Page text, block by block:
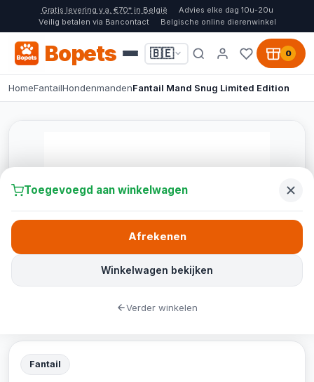
Gratis levering v.a. €70* in België
Advies elke dag 10u-20u
Veilig betalen via Bancontact
Belgische online dierenwinkel
Bopets 🇧🇪 0
HomeFantailHondenmandenFantail Mand Snug Limited Edition
Fantail
Toegevoegd aan winkelwagen
Winkelwagen bekijken
Afrekenen
Verder winkelen